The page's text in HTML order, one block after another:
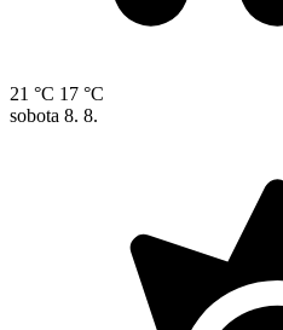
21 °C 17 °C
sobota 8. 8.